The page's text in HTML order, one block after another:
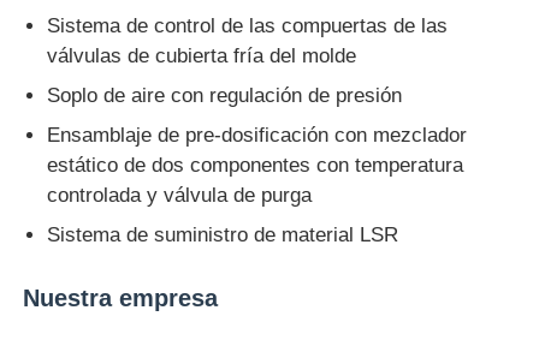
Sistema de control de las compuertas de las
válvulas de cubierta fría del molde
Soplo de aire con regulación de presión
Ensamblaje de pre-dosificación con mezclador
estático de dos componentes con temperatura
controlada y válvula de purga
Sistema de suministro de material LSR
Nuestra empresa